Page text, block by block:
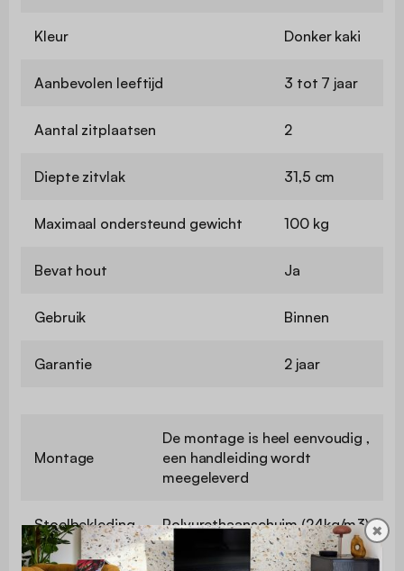
Kleur Donker kaki
Aanbevolen leeftijd 3 tot 7 jaar
Aantal zitplaatsen 2
Diepte zitvlak 31,5 cm
Maximaal ondersteund gewicht 100 kg
Bevat hout Ja
Gebruik Binnen
Garantie 2 jaar
Montage
De montage is heel eenvoudig ,
een handleiding wordt
meegeleverd
Stoelbekleding Polyurethaanschuim (24kg/m3)✖